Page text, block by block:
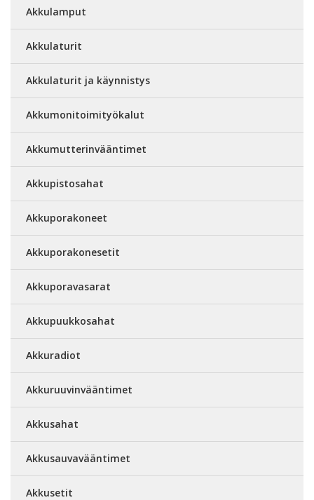
Akkulamput
Akkulaturit
Akkulaturit ja käynnistys
Akkumonitoimityökalut
Akkumutterinvääntimet
Akkupistosahat
Akkuporakoneet
Akkuporakonesetit
Akkuporavasarat
Akkupuukkosahat
Akkuradiot
Akkuruuvinvääntimet
Akkusahat
Akkusauvavääntimet
Akkusetit